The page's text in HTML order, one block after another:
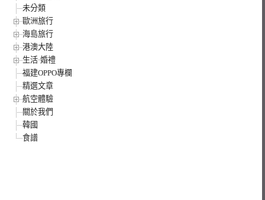
未分類
歐洲旅行
海島旅行
港澳大陸
生活·婚禮
福建OPPO專欄
精選文章
航空體驗
關於我們
韓國
食譜